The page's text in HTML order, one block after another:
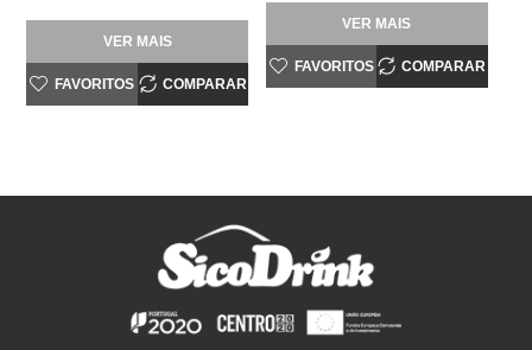
VER MAIS
FAVORITOS COMPARAR
VER MAIS
FAVORITOS COMPARAR